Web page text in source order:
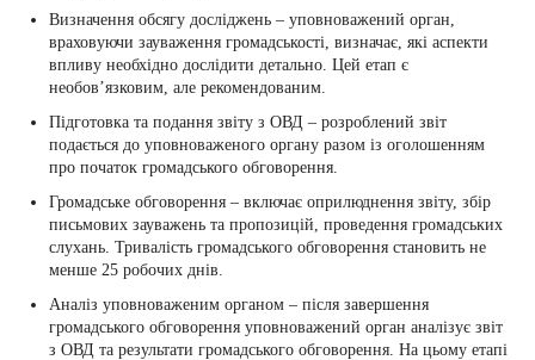
Визначення обсягу досліджень – уповноважений орган,
враховуючи зауваження громадськості, визначає, які аспекти
впливу необхідно дослідити детально. Цей етап є
необов’язковим, але рекомендованим.
Підготовка та подання звіту з ОВД – розроблений звіт
подається до уповноваженого органу разом із оголошенням
про початок громадського обговорення.
Громадське обговорення – включає оприлюднення звіту, збір
письмових зауважень та пропозицій, проведення громадських
слухань. Тривалість громадського обговорення становить не
менше 25 робочих днів.
Аналіз уповноваженим органом – після завершення
громадського обговорення уповноважений орган аналізує звіт
з ОВД та результати громадського обговорення. На цьому етапі